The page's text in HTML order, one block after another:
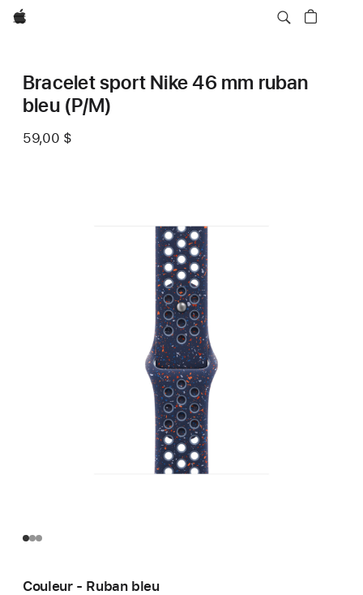
Apple
Bracelet sport Nike 46 mm ruban
bleu (P/M)
59,00 $
Couleur - Ruban bleu